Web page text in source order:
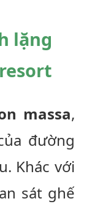
lặng
massa,
đường
Khác với
sát ghế